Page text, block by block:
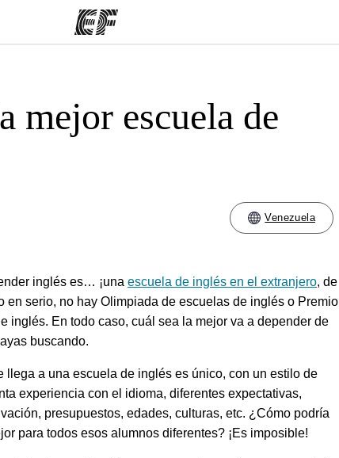
Oficinas
Encuentra una oficina
Sobre nosotros
Quiénes somos
mejor escuela de
Venezuela
inglés es… ¡una escuela de inglés en el extranjero, de
en serio, no hay Olimpiada de escuelas de inglés o Premio
inglés. En todo caso, cuál sea la mejor va a depender de
buscando.
llega a una escuela de inglés es único, con un estilo de
experiencia con el idioma, diferentes expectativas,
presupuestos, edades, culturas, etc. ¿Cómo podría
para todos esos alumnos diferentes? ¡Es imposible!